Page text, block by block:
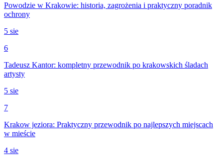
Powodzie w Krakowie: historia, zagrożenia i praktyczny poradnik
ochrony
5 sie
6
Tadeusz Kantor: kompletny przewodnik po krakowskich śladach
artysty
5 sie
7
Krakow jeziora: Praktyczny przewodnik po najlepszych miejscach
w mieście
4 sie